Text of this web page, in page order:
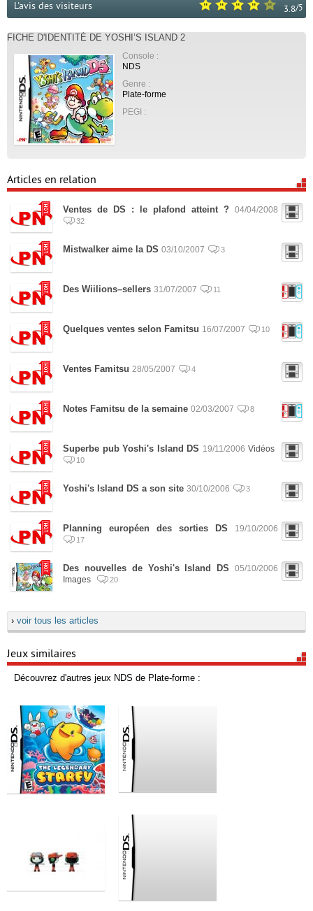
3.8/5
L'avis des visiteurs
FICHE D'IDENTITÉ DE YOSHI’S ISLAND 2
Console :
NDS
Genre :
Plate-forme
PEGI :
Articles en relation
Ventes de DS : le plafond atteint ? 04/04/2008
32
Mistwalker aime la DS 03/10/2007 3
Des Wiilions–sellers 31/07/2007 11
Quelques ventes selon Famitsu 16/07/2007 10
Ventes Famitsu 28/05/2007 4
Notes Famitsu de la semaine 02/03/2007 8
Superbe pub Yoshi's Island DS 19/11/2006 Vidéos
10
Yoshi's Island DS a son site 30/10/2006 3
Planning européen des sorties DS 19/10/2006
17
Des nouvelles de Yoshi's Island DS
05/10/2006
Images
20
› voir tous les articles
Jeux similaires
Découvrez d'autres jeux NDS de Plate-forme :